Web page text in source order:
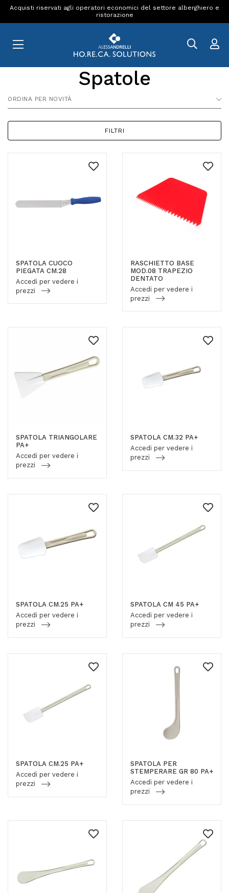
Acquisti riservati agli operatori economici del settore alberghiero e
ristorazione
Spatole
ORDINA PER NOVITÀ
FILTRI
SPATOLA CUOCO
PIEGATA CM.28
Accedi per vedere i
prezzi
RASCHIETTO BASE
MOD.08 TRAPEZIO
DENTATO
Accedi per vedere i
prezzi
SPATOLA TRIANGOLARE
PA+
Accedi per vedere i
prezzi
SPATOLA CM.32 PA+
Accedi per vedere i
prezzi
SPATOLA CM.25 PA+
Accedi per vedere i
prezzi
SPATOLA CM 45 PA+
Accedi per vedere i
prezzi
SPATOLA CM.25 PA+
Accedi per vedere i
prezzi
SPATOLA PER
STEMPERARE GR 80 PA+
Accedi per vedere i
prezzi